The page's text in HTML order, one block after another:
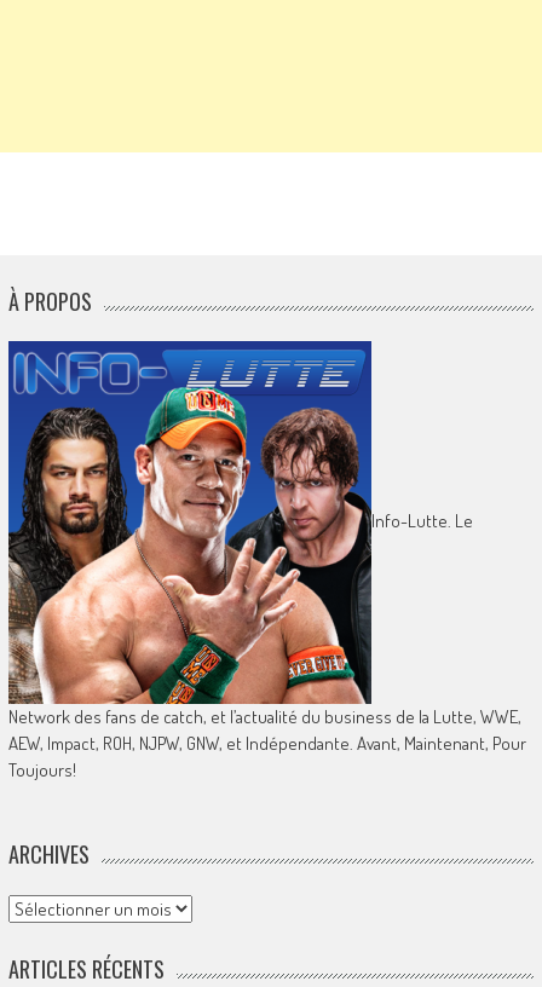
À PROPOS
Info-Lutte. Le
Network des fans de catch, et l’actualité du business de la Lutte, WWE,
AEW, Impact, ROH, NJPW, GNW, et Indépendante. Avant, Maintenant, Pour
Toujours!
ARCHIVES
Archives
ARTICLES RÉCENTS